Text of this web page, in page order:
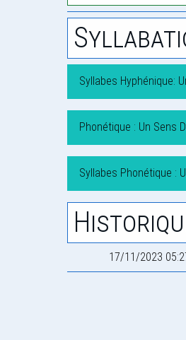
Syllabes Hyphénique:
Phonétique : Un Sens
Syllabes Phonétique :
17/11/2023